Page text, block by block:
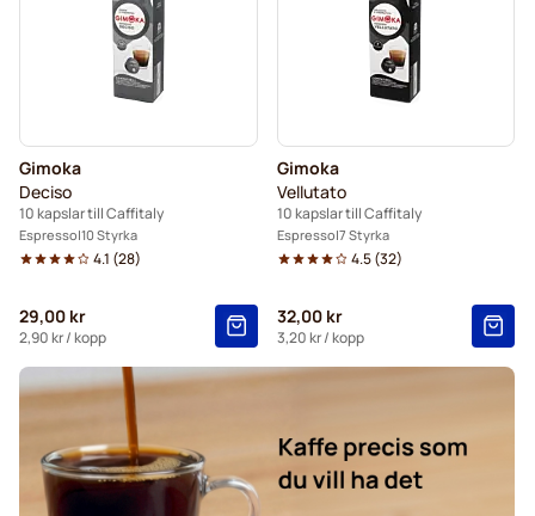
Gimoka
Deciso
10 kapslar till Caffitaly
Espresso 10 Styrka
4.1 (28)
29,00 kr
2,90 kr/ kopp
Gimoka
Vellutato
10 kapslar till Caffitaly
Espresso 7 Styrka
4.5(32)
32,00 kr
3,20 kr/ kopp